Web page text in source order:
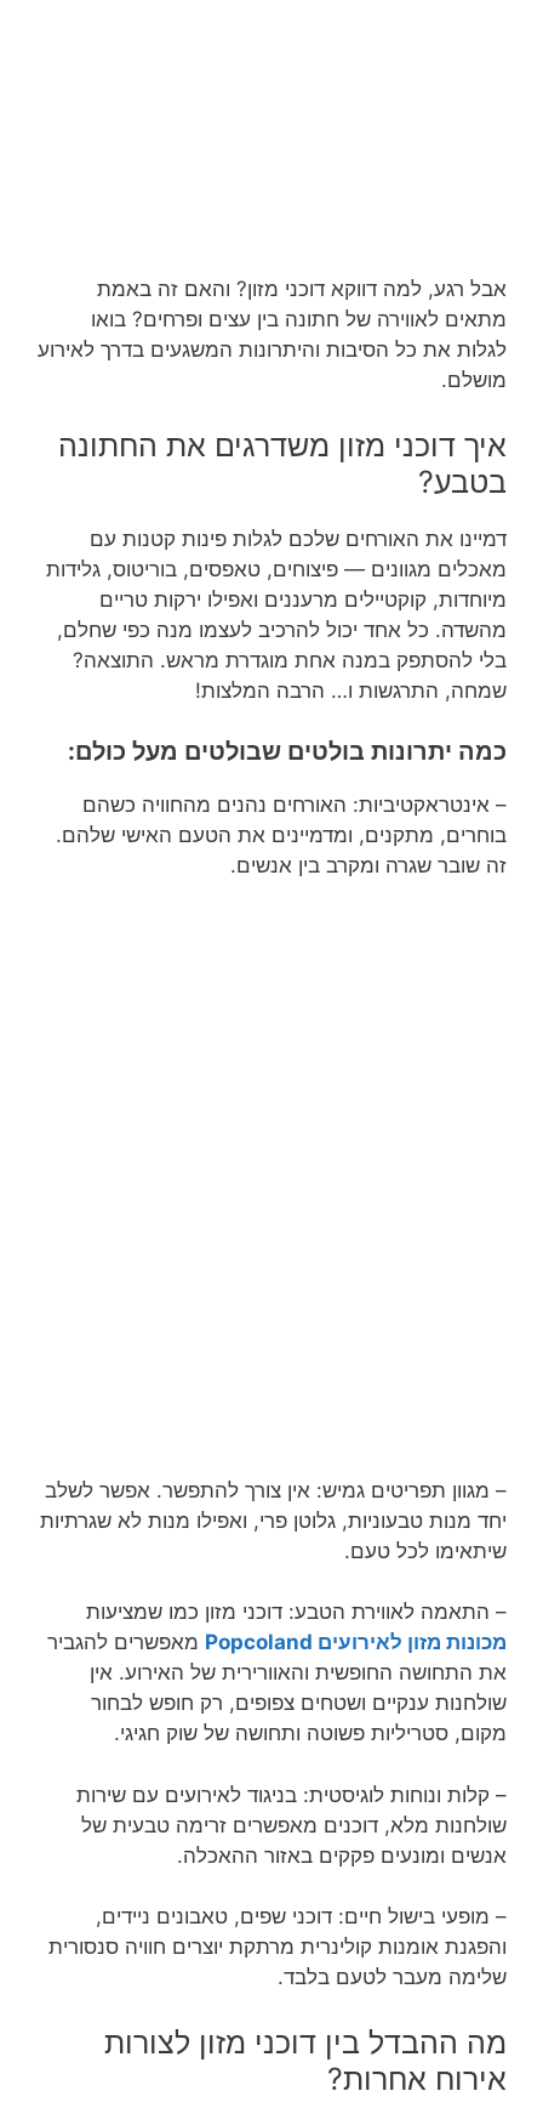
אבל רגע, למה דווקא דוכני מזון? והאם זה באמת
מתאים לאווירה של חתונה בין עצים ופרחים? בואו
לגלות את כל הסיבות והיתרונות המשגעים בדרך לאירוע
מושלם.
איך דוכני מזון משדרגים את החתונה
בטבע?
דמיינו את האורחים שלכם לגלות פינות קטנות עם
מאכלים מגוונים — פיצוחים, טאפסים, בוריטוס, גלידות
מיוחדות, קוקטיילים מרעננים ואפילו ירקות טריים
מהשדה. כל אחד יכול להרכיב לעצמו מנה כפי שחלם,
בלי להסתפק במנה אחת מוגדרת מראש. התוצאה?
שמחה, התרגשות ו… הרבה המלצות!
כמה יתרונות בולטים שבולטים מעל כולם:
– אינטראקטיביות: האורחים נהנים מהחוויה כשהם
בוחרים, מתקנים, ומדמיינים את הטעם האישי שלהם.
זה שובר שגרה ומקרב בין אנשים.
– מגוון תפריטים גמיש: אין צורך להתפשר. אפשר לשלב
יחד מנות טבעוניות, גלוטן פרי, ואפילו מנות לא שגרתיות
שיתאימו לכל טעם.
– התאמה לאווירת הטבע: דוכני מזון כמו שמציעות
מכונות מזון לאירועים Popcoland
מאפשרים להגביר
את התחושה החופשית והאוורירית של האירוע. אין
שולחנות ענקיים ושטחים צפופים, רק חופש לבחור
מקום, סטריליות פשוטה ותחושה של שוק חגיגי.
– קלות ונוחות לוגיסטית: בניגוד לאירועים עם שירות
שולחנות מלא, דוכנים מאפשרים זרימה טבעית של
אנשים ומונעים פקקים באזור ההאכלה.
– מופעי בישול חיים: דוכני שפים, טאבונים ניידים,
והפגנת אומנות קולינרית מרתקת יוצרים חוויה סנסורית
שלימה מעבר לטעם בלבד.
מה ההבדל בין דוכני מזון לצורות
אירוח אחרות?